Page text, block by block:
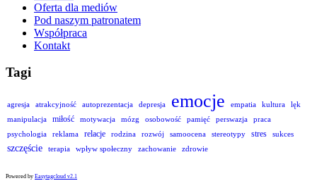
Oferta dla mediów
Pod naszym patronatem
Współpraca
Kontakt
Tagi
agresja atrakcyjność autoprezentacja depresja emocje empatia kultura
lęk
manipulacja
miłość motywacja mózg osobowość pamięć perswazja
praca
psychologia
reklama relacje rodzina rozwój samoocena stereotypy stres sukces
szczęście terapia wpływ społeczny zachowanie zdrowie
Powered by Easytagcloud v2.1